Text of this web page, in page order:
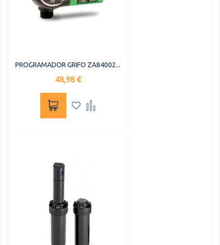
PROGRAMADOR GRIFO ZA84002...
Precio
48,98 €
 